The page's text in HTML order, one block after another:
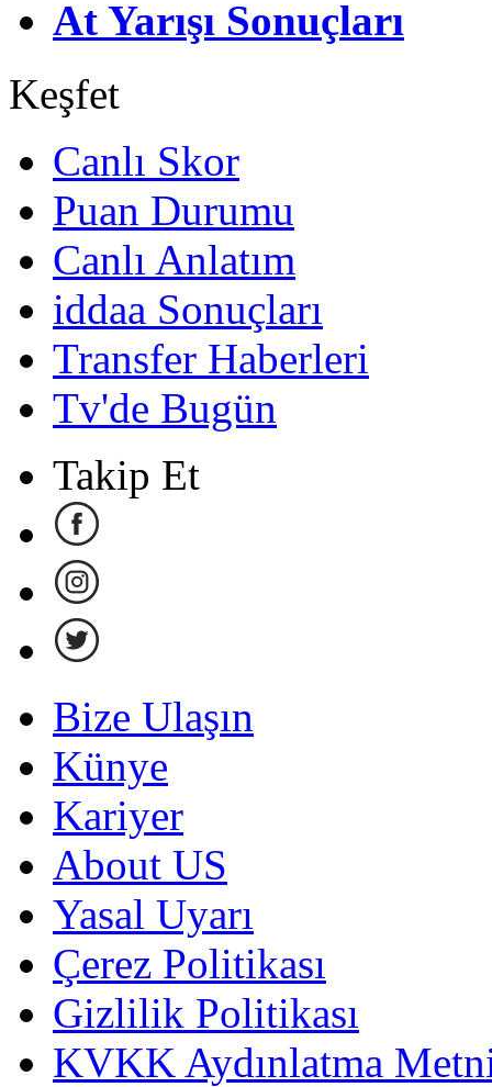
At Yarışı Sonuçları
Keşfet
Canlı Skor
Puan Durumu
Canlı Anlatım
iddaa Sonuçları
Transfer Haberleri
Tv'de Bugün
Takip Et
Bize Ulaşın
Künye
Kariyer
About US
Yasal Uyarı
Çerez Politikası
Gizlilik Politikası
KVKK Aydınlatma